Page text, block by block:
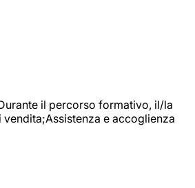
il percorso formativo, il/la
e accoglienza